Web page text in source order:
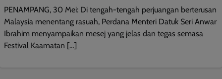
PENAMPANG, 30 Mei: Di tengah-tengah perjuangan berterusan
Malaysia menentang rasuah, Perdana Menteri Datuk Seri Anwar
Ibrahim menyampaikan mesej yang jelas dan tegas semasa
Festival Kaamatan […]